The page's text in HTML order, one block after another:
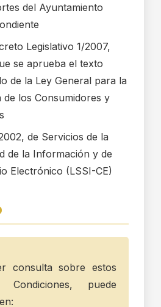
del Ayuntamiento
Legislativo 1/2007,
se aprueba el texto
de la Ley General para la
de los Consumidores y
de Servicios de la
de la Información y de
Electrónico (LSSI-CE)
consulta sobre estos
puede